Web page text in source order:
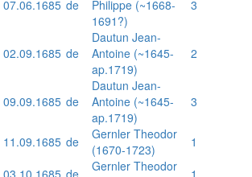
07.06.1685 de
Philippe (~1668-
1691?)
3
02.09.1685 de
Dautun Jean-
Antoine (~1645-
ap.1719)
2
09.09.1685 de
Dautun Jean-
Antoine (~1645-
ap.1719)
3
11.09.1685 de
Gernler Theodor
(1670-1723)
1
03.10.1685 de
Gernler Theodor
1